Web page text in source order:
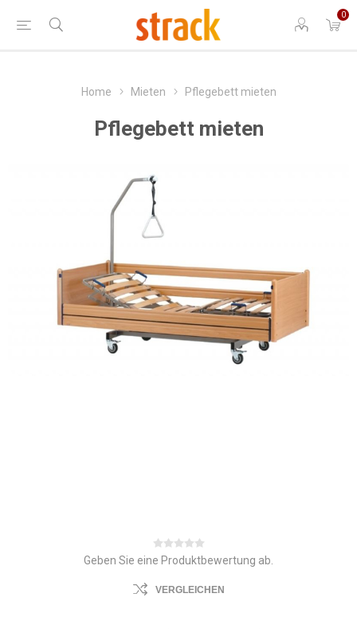
0
Home Mieten Pflegebett mieten
Pflegebett mieten
Geben Sie eine Produktbewertung ab.
VERGLEICHEN